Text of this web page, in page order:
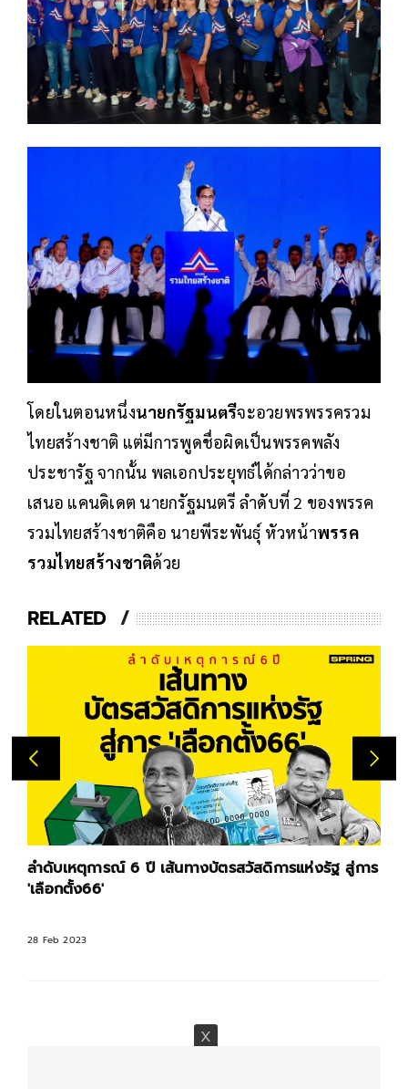
โดยในตอนหนึ่งนายกรัฐมนตรีจะอวยพรพรรครวม
ไทยสร้างชาติ​ แต่มีการพูดชื่อผิดเป็นพรรคพลัง
ประชารัฐ จากนั้น พลเอกประยุทธ์ได้กล่าวว่าขอ
เสนอ แคนดิเดต นายกรัฐมนตรี​ ลำดับที่​ 2 ของพรรค
รวมไทยสร้างชาติคือ นายพีระพันธ์ุ หัวหน้าพรรค
รวมไทยสร้างชาติด้วย
RELATED
ลำดับเหตุการณ์ 6 ปี เส้นทางบัตรสวัสดิการแห่งรัฐ สู่การ
'เลือกตั้ง66'
28 Feb 2023